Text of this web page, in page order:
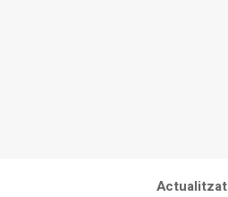
Actualitzat